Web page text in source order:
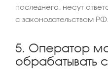
последнего, несут
с законодательством
5. Оператор
обрабатывать